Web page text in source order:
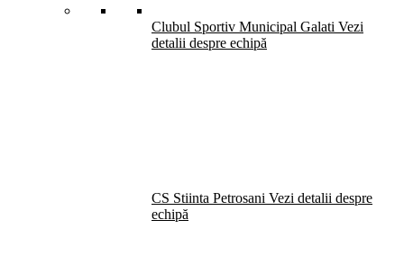
Clubul Sportiv Municipal Galati Vezi
detalii despre echipă
CS Stiinta Petrosani Vezi detalii despre
echipă